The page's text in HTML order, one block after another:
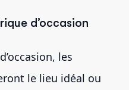
d’occasion
les
le lieu idéal ou